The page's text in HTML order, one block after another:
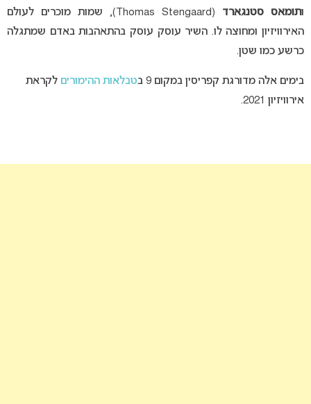
ותומאס סטנגארד
(Thomas Stengaard), שמות מוכרים לעולם
האירוויזיון ומחוצה לו. השיר עוסק עוסק בהתאהבות באדם שמתגלה
כרשע כמו שטן.
בימים אלה מדורגת קפריסין במקום 9 ב טבלאות ההימורים לקראת
אירוויזיון 2021.